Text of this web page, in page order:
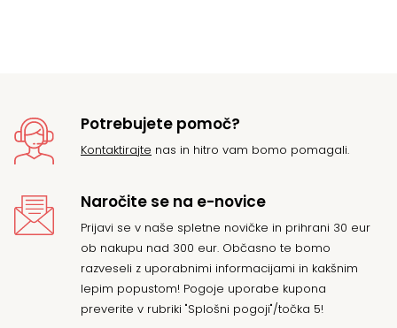
Potrebujete pomoč?
Kontaktirajte nas in hitro vam bomo pomagali.
Naročite se na e-novice
Prijavi se v naše spletne novičke in prihrani 30 eur
ob nakupu nad 300 eur. Občasno te bomo
razveseli z uporabnimi informacijami in kakšnim
lepim popustom! Pogoje uporabe kupona
preverite v rubriki "Splošni pogoji"/točka 5!